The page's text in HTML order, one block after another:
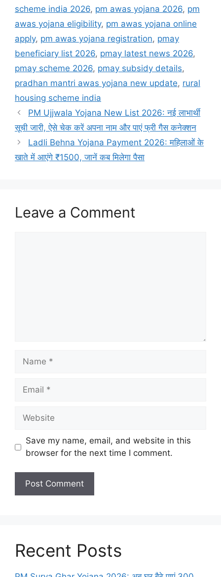
scheme india 2026, pm awas yojana 2026, pm
awas yojana eligibility, pm awas yojana online
apply, pm awas yojana registration, pmay
beneficiary list 2026, pmay latest news 2026,
pmay scheme 2026, pmay subsidy details,
pradhan mantri awas yojana new update, rural
housing scheme india
PM Ujjwala Yojana New List 2026: नई लाभार्थी
सूची जारी, ऐसे चेक करें अपना नाम और पाएं फ्री गैस कनेक्शन
Ladli Behna Yojana Payment 2026: महिलाओं के
खाते में आएंगे ₹1500, जानें कब मिलेगा पैसा
Leave a Comment
Name
Email
Website
Save my name, email, and website in this
browser for the next time I comment.
Recent Posts